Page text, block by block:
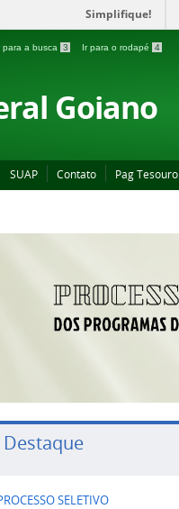
Simplifique!
para a busca 3 Ir para o rodapé 4
Goiano
SUAP Contato Pag Tesouro
Destaque
SELETIVO